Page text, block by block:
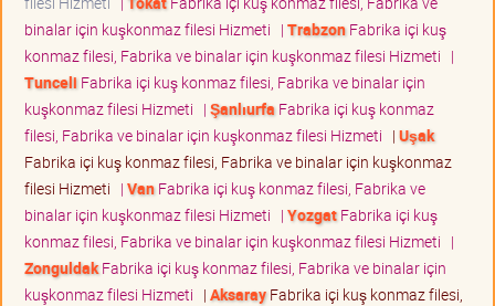
binalar için kuşkonmaz filesi Hizmeti | TrabzonFabrika içi kuş
konmaz filesi, Fabrika ve binalar için kuşkonmaz filesi Hizmeti |
Tunceli Fabrika içi kuş konmaz filesi, Fabrika ve binalar için
kuşkonmaz filesi Hizmeti | Şanlıurfa Fabrika içi kuş konmaz
filesi, Fabrika ve binalar için kuşkonmaz filesi Hizmeti | Uşak
Fabrika içi kuş konmaz filesi, Fabrika ve binalar için kuşkonmaz
filesi Hizmeti | VanFabrika içi kuş konmaz filesi, Fabrika ve
binalar için kuşkonmaz filesi Hizmeti | YozgatFabrika içi kuş
konmaz filesi, Fabrika ve binalar için kuşkonmaz filesi Hizmeti |
ZonguldakFabrika içi kuş konmaz filesi, Fabrika ve binalar için
kuşkonmaz filesi Hizmeti | AksarayFabrika içi kuş konmaz filesi,